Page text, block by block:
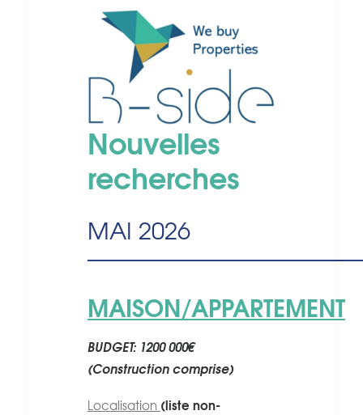
Nouvelles
recherches
MAI 2026
MAISON/APPARTEMENT
BUDGET: 1200 000€
(Construction comprise)
Localisation (liste non-